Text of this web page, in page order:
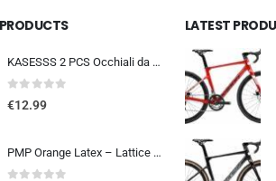
KASESSS 2 PCS Occhiali da Sole Sportivi, Occhiali da Ciclismo per Uomini Donne, Occhiali da Sole da Ciclismo, UV400 Occhiali
0out of 5
€12.99
PMP Orange Latex – Lattice Liquido Sigillante Antiforatura per Coperture Tubeless MTB e STRADA. La Tua Assicurazione Contro l
LATEST